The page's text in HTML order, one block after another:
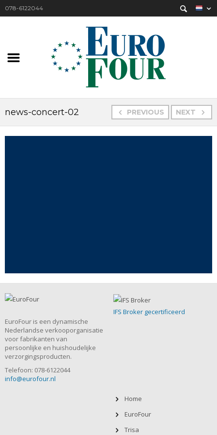
078-6122044
PREVIOUS NEXT
news-concert-02
EuroFour is een dynamische
Nederlandse verkooporganisatie
voor fabrikanten van
persoonlijke en huishoudelijke
verzorgingsproducten.
Telefoon: 078-6122044
info@eurofour.nl
IFS Broker gecertificeerd
Home
EuroFour
Trisa